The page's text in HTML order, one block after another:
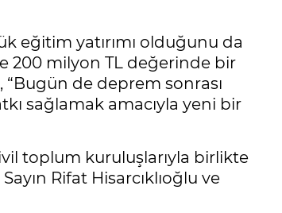
eğitim yatırımı olduğunu da
200 milyon TL değerinde bir
“Bugün de deprem sonrası
sağlamak amacıyla yeni bir
toplum kuruluşlarıyla birlikte
Rifat Hisarcıklıoğlu ve